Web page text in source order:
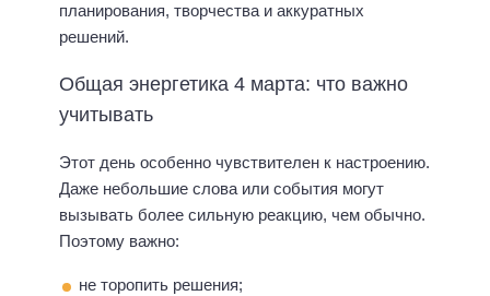
планирования, творчества и аккуратных
решений.
Общая энергетика 4 марта: что важно
учитывать
Этот день особенно чувствителен к настроению.
Даже небольшие слова или события могут
вызывать более сильную реакцию, чем обычно.
Поэтому важно:
не торопить решения;